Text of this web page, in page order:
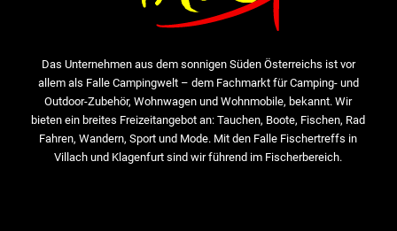
Das Unternehmen aus dem sonnigen Süden Österreichs ist vor
allem als Falle Campingwelt – dem Fachmarkt für Camping- und
Outdoor-Zubehör, Wohnwagen und Wohnmobile, bekannt. Wir
bieten ein breites Freizeitangebot an: Tauchen, Boote, Fischen, Rad
Fahren, Wandern, Sport und Mode. Mit den Falle Fischertreffs in
Villach und Klagenfurt sind wir führend im Fischerbereich.